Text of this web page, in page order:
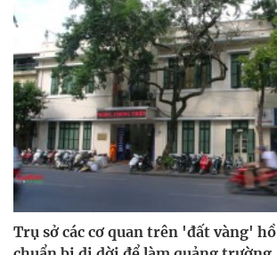
Trụ sở các cơ quan trên 'đất vàng'